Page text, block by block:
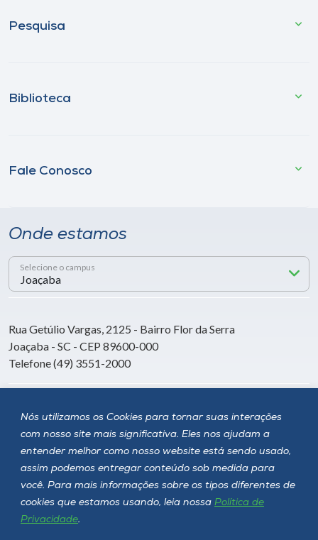
Nós utilizamos os Cookies para tornar suas interações
com nosso site mais significativa. Eles nos ajudam a
entender melhor como nosso website está sendo usado,
assim podemos entregar conteúdo sob medida para
você. Para mais informações sobre os tipos diferentes de
cookies que estamos usando, leia nossa Política de
Privacidade.
Pesquisa
Biblioteca
Fale Conosco
Onde estamos
Selecione o campus
Rua Getúlio Vargas, 2125 - Bairro Flor da Serra
Joaçaba - SC - CEP 89600-000
Telefone (49) 3551-2000
Siga a Unoesc